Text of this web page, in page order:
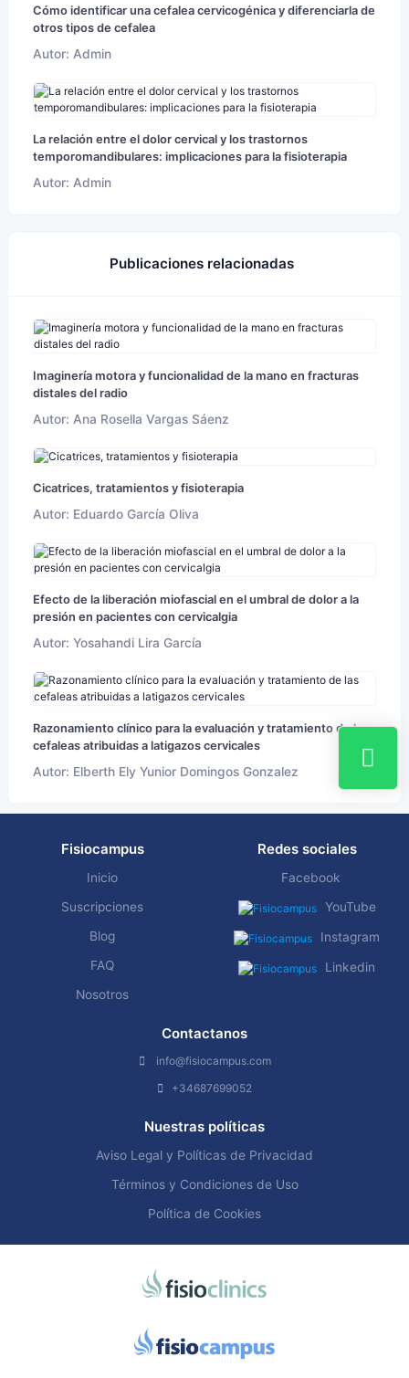
Cómo identificar una cefalea cervicogénica y diferenciarla de
otros tipos de cefalea
Autor: Admin
La relación entre el dolor cervical y los trastornos
temporomandibulares: implicaciones para la fisioterapia
Autor: Admin
Publicaciones relacionadas
Imaginería motora y funcionalidad de la mano en fracturas
distales del radio
Autor: Ana Rosella Vargas Sáenz
Cicatrices, tratamientos y fisioterapia
Autor: Eduardo García Oliva
Efecto de la liberación miofascial en el umbral de dolor a la
presión en pacientes con cervicalgia
Autor: Yosahandi Lira García
Razonamiento clínico para la evaluación y tratamiento de las
cefaleas atribuidas a latigazos cervicales
Autor: Elberth Ely Yunior Domingos Gonzalez
Fisiocampus
Inicio
Suscripciones
Blog
FAQ
Nosotros
Redes sociales
Facebook
YouTube
Instagram
Linkedin
Contactanos
info@fisiocampus.com
+34687699052
Nuestras políticas
Aviso Legal y Políticas de Privacidad
Términos y Condiciones de Uso
Política de Cookies